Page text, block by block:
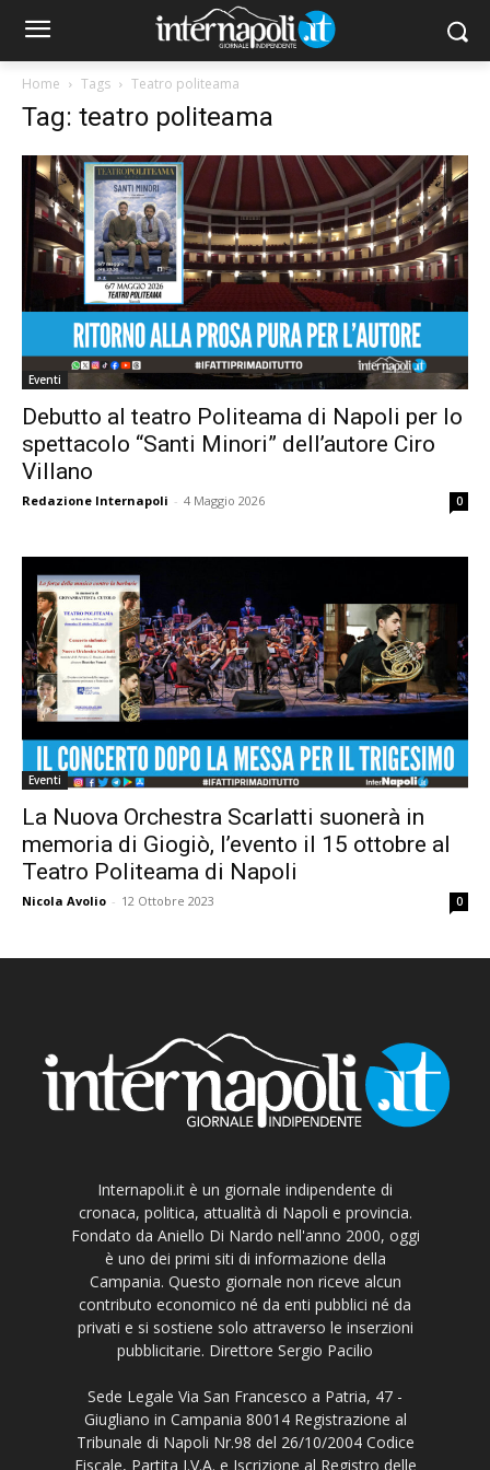
Home Tags Teatro politeama
Tag: teatro politeama
Eventi
Debutto al teatro Politeama di Napoli per lo
spettacolo “Santi Minori” dell’autore Ciro
Villano
Redazione Internapoli - 4 Maggio 2026 0
Eventi
La Nuova Orchestra Scarlatti suonerà in
memoria di Giogiò, l’evento il 15 ottobre al
Teatro Politeama di Napoli
Nicola Avolio - 12 Ottobre 2023 0
Internapoli.it è un giornale indipendente di
cronaca, politica, attualità di Napoli e provincia.
Fondato da Aniello Di Nardo nell'anno 2000, oggi
è uno dei primi siti di informazione della
Campania. Questo giornale non riceve alcun
contributo economico né da enti pubblici né da
privati e si sostiene solo attraverso le inserzioni
pubblicitarie. Direttore Sergio Pacilio
Sede Legale Via San Francesco a Patria, 47 -
Giugliano in Campania 80014 Registrazione al
Tribunale di Napoli Nr.98 del 26/10/2004 Codice
Fiscale, Partita I.V.A. e Iscrizione al Registro delle